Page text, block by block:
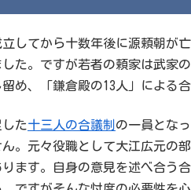
立してから十数年後に源頼朝が
た。ですが若者の頼家は武家
め、「鎌倉殿の13人」による
た十三人の合議制 の一員とな
。元々役職として大江広元の
ます。自身の意見を述べ合う